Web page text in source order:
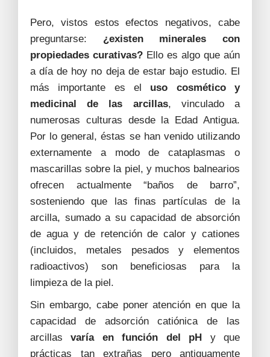
Pero, vistos estos efectos negativos, cabe
preguntarse: ¿existen minerales con
propiedades curativas? Ello es algo que aún
a día de hoy no deja de estar bajo estudio. El
más importante es el uso cosmético y
medicinal de las arcillas, vinculado a
numerosas culturas desde la Edad Antigua.
Por lo general, éstas se han venido utilizando
externamente a modo de cataplasmas o
mascarillas sobre la piel, y muchos balnearios
ofrecen actualmente “baños de barro”,
sosteniendo que las finas partículas de la
arcilla, sumado a su capacidad de absorción
de agua y de retención de calor y cationes
(incluidos, metales pesados y elementos
radioactivos) son beneficiosas para la
limpieza de la piel.
Sin embargo, cabe poner atención en que la
capacidad de adsorción catiónica de las
arcillasvaría en función del pH y que
prácticas tan extrañas pero antiguamente